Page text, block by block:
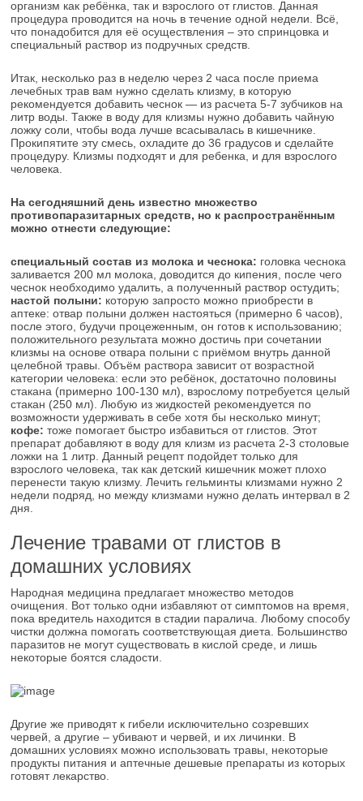
организм как ребёнка, так и взрослого от глистов. Данная
процедура проводится на ночь в течение одной недели. Всё,
что понадобится для её осуществления – это спринцовка и
специальный раствор из подручных средств.
Итак, несколько раз в неделю через 2 часа после приема
лечебных трав вам нужно сделать клизму, в которую
рекомендуется добавить чеснок — из расчета 5-7 зубчиков на
литр воды. Также в воду для клизмы нужно добавить чайную
ложку соли, чтобы вода лучше всасывалась в кишечнике.
Прокипятите эту смесь, охладите до 36 градусов и сделайте
процедуру. Клизмы подходят и для ребенка, и для взрослого
человека.
На сегодняшний день известно множество
противопаразитарных средств, но к распространённым
можно отнести следующие:
специальный состав из молока и чеснока: головка чеснока
заливается 200 мл молока, доводится до кипения, после чего
чеснок необходимо удалить, а полученный раствор остудить;
настой полыни: которую запросто можно приобрести в
аптеке: отвар полыни должен настояться (примерно 6 часов),
после этого, будучи процеженным, он готов к использованию;
положительного результата можно достичь при сочетании
клизмы на основе отвара полыни с приёмом внутрь данной
целебной травы. Объём раствора зависит от возрастной
категории человека: если это ребёнок, достаточно половины
стакана (примерно 100-130 мл), взрослому потребуется целый
стакан (250 мл). Любую из жидкостей рекомендуется по
возможности удерживать в себе хотя бы несколько минут;
кофе: тоже помогает быстро избавиться от глистов. Этот
препарат добавляют в воду для клизм из расчета 2-3 столовые
ложки на 1 литр. Данный рецепт подойдет только для
взрослого человека, так как детский кишечник может плохо
перенести такую клизму. Лечить гельминты клизмами нужно 2
недели подряд, но между клизмами нужно делать интервал в 2
дня.
Лечение травами от глистов в
домашних условиях
Народная медицина предлагает множество методов
очищения. Вот только одни избавляют от симптомов на время,
пока вредитель находится в стадии паралича. Любому способу
чистки должна помогать соответствующая диета. Большинство
паразитов не могут существовать в кислой среде, и лишь
некоторые боятся сладости.
Другие же приводят к гибели исключительно созревших
червей, а другие – убивают и червей, и их личинки. В
домашних условиях можно использовать травы, некоторые
продукты питания и аптечные дешевые препараты из которых
готовят лекарство.